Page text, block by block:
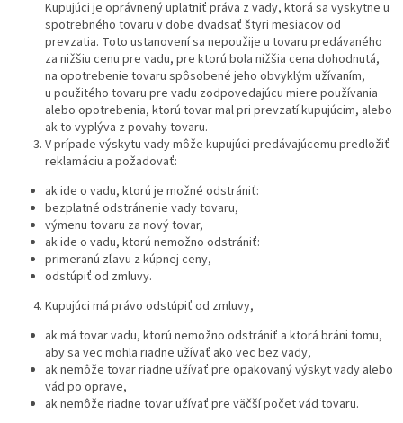
Kupujúci je oprávnený uplatniť práva z vady, ktorá sa vyskytne u
spotrebného tovaru v dobe dvadsať štyri mesiacov od
prevzatia. Toto ustanovení sa nepoužije u tovaru predávaného
za nižšiu cenu pre vadu, pre ktorú bola nižšia cena dohodnutá,
na opotrebenie tovaru spôsobené jeho obvyklým užívaním,
u použitého tovaru pre vadu zodpovedajúcu miere používania
alebo opotrebenia, ktorú tovar mal pri prevzatí kupujúcim, alebo
ak to vyplýva z povahy tovaru.
V prípade výskytu vady môže kupujúci predávajúcemu predložiť
reklamáciu a požadovať:
ak ide o vadu, ktorú je možné odstrániť:
bezplatné odstránenie vady tovaru,
výmenu tovaru za nový tovar,
ak ide o vadu, ktorú nemožno odstrániť:
primeranú zľavu z kúpnej ceny,
odstúpiť od zmluvy.
Kupujúci má právo odstúpiť od zmluvy,
ak má tovar vadu, ktorú nemožno odstrániť a ktorá bráni tomu,
aby sa vec mohla riadne užívať ako vec bez vady,
ak nemôže tovar riadne užívať pre opakovaný výskyt vady alebo
vád po oprave,
ak nemôže riadne tovar užívať pre väčší počet vád tovaru.